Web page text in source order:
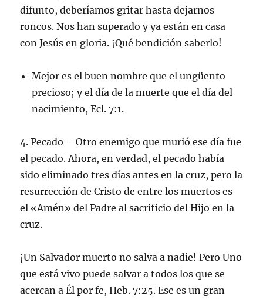
difunto, deberíamos gritar hasta dejarnos
roncos. Nos han superado y ya están en casa
con Jesús en gloria. ¡Qué bendición saberlo!
Mejor es el buen nombre que el ungüento
precioso; y el día de la muerte que el día del
nacimiento, Ecl. 7:1.
4. Pecado – Otro enemigo que murió ese día fue
el pecado. Ahora, en verdad, el pecado había
sido eliminado tres días antes en la cruz, pero la
resurrección de Cristo de entre los muertos es
el «Amén» del Padre al sacrificio del Hijo en la
cruz.
¡Un Salvador muerto no salva a nadie! Pero Uno
que está vivo puede salvar a todos los que se
acercan a Él por fe, Heb. 7:25. Ese es un gran